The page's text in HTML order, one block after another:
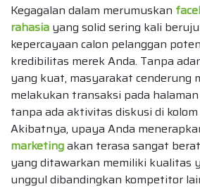
Kegagalan dalam merumuskan
rahasia yang solid sering kali
kepercayaan calon pelanggan
kredibilitas merek Anda. Tanpa
yang kuat, masyarakat cenderung
melakukan transaksi pada
tanpa ada aktivitas diskusi di
Akibatnya, upaya Anda
marketingakan terasa sangat
yang ditawarkan memiliki kualitas
unggul dibandingkan kompetitor